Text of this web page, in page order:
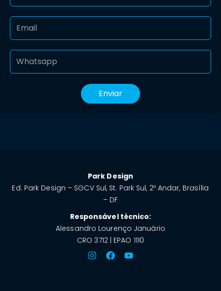
Enviar
Park Design
Ed. Park Design – SGCV Sul, St. Park Sul, 2º Andar, Brasília
– DF
Responsável técnico:
Alessandro Lourenço Januário
CRO 3712 | EPAO 1110